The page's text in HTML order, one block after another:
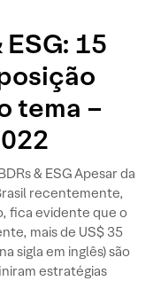
15
tema –
& ESG ​Apesar da
recentemente,
fica evidente que o
mais de US$ 35
sigla em inglês) são
estratégias